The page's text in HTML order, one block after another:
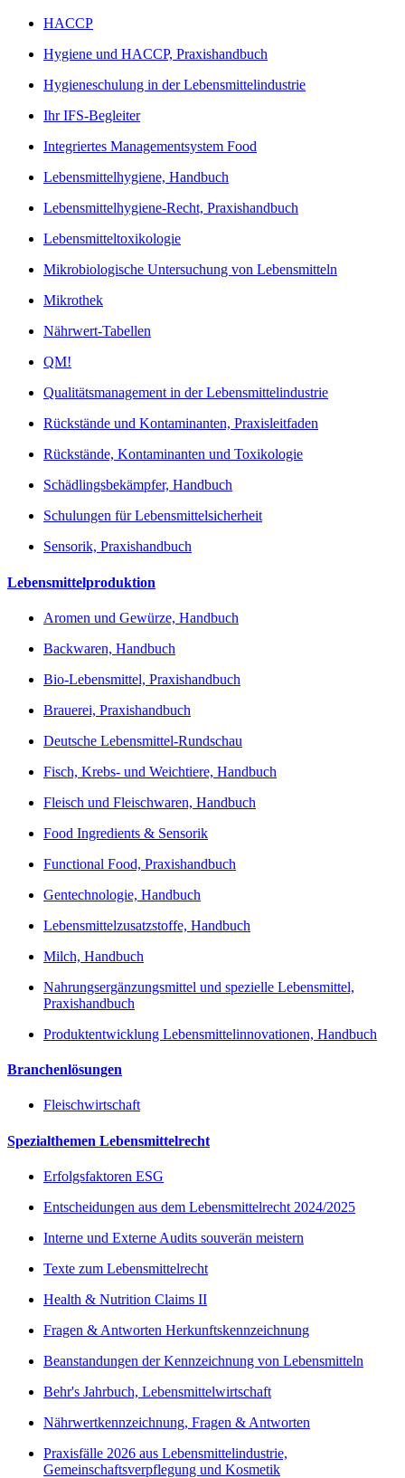
HACCP
Hygiene und HACCP, Praxishandbuch
Hygieneschulung in der Lebensmittelindustrie
Ihr IFS-Begleiter
Integriertes Managementsystem Food
Lebensmittelhygiene, Handbuch
Lebensmittelhygiene-Recht, Praxishandbuch
Lebensmitteltoxikologie
Mikrobiologische Untersuchung von Lebensmitteln
Mikrothek
Nährwert-Tabellen
QM!
Qualitätsmanagement in der Lebensmittelindustrie
Rückstände und Kontaminanten, Praxisleitfaden
Rückstände, Kontaminanten und Toxikologie
Schädlingsbekämpfer, Handbuch
Schulungen für Lebensmittelsicherheit
Sensorik, Praxishandbuch
Lebensmittelproduktion
Aromen und Gewürze, Handbuch
Backwaren, Handbuch
Bio-Lebensmittel, Praxishandbuch
Brauerei, Praxishandbuch
Deutsche Lebensmittel-Rundschau
Fisch, Krebs- und Weichtiere, Handbuch
Fleisch und Fleischwaren, Handbuch
Food Ingredients & Sensorik
Functional Food, Praxishandbuch
Gentechnologie, Handbuch
Lebensmittelzusatzstoffe, Handbuch
Milch, Handbuch
Nahrungsergänzungsmittel und spezielle Lebensmittel,
Praxishandbuch
Produktentwicklung Lebensmittelinnovationen, Handbuch
Branchenlösungen
Fleischwirtschaft
Spezialthemen Lebensmittelrecht
Erfolgsfaktoren ESG
Entscheidungen aus dem Lebensmittelrecht 2024/2025
Interne und Externe Audits souverän meistern
Texte zum Lebensmittelrecht
Health & Nutrition Claims II
Fragen & Antworten Herkunftskennzeichnung
Beanstandungen der Kennzeichnung von Lebensmitteln
Behr's Jahrbuch, Lebensmittelwirtschaft
Nährwertkennzeichnung, Fragen & Antworten
Praxisfälle 2026 aus Lebensmittelindustrie,
Gemeinschaftsverpflegung und Kosmetik